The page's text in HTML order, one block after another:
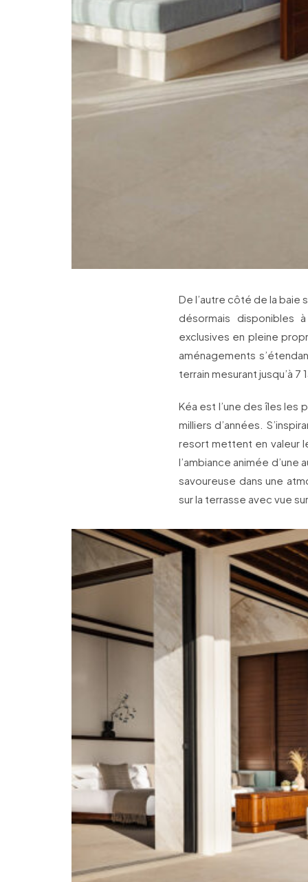
De l’autre côté de la
désormais disponibles
exclusives en pleine
aménagements
terrain mesurant jusqu’à 7
Kéa est l’une des îles les
milliers d’années.
resort mettent en valeur
l’ambiance animée
savoureuse dans une
sur la terrasse avec vue